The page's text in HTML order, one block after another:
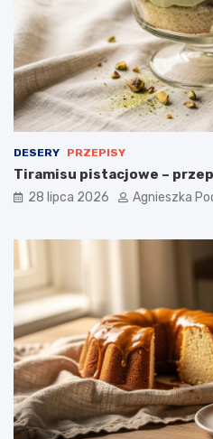
i
a
d
a
n
i
DESERY PRZEPISY
Tiramisu pistacjowe –
28 lipca 2026 Agnieszka